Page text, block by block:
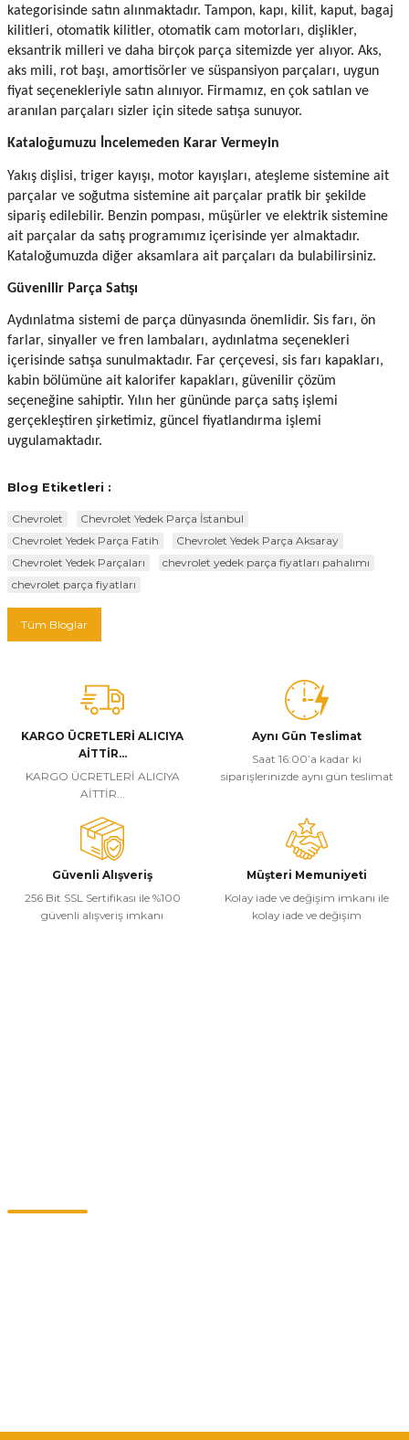
kategorisinde satın alınmaktadır. Tampon, kapı, kilit, kaput, bagaj
kilitleri, otomatik kilitler, otomatik cam motorları, dişlikler,
eksantrik milleri ve daha birçok parça sitemizde yer alıyor. Aks,
aks mili, rot başı, amortisörler ve süspansiyon parçaları, uygun
fiyat seçenekleriyle satın alınıyor. Firmamız, en çok satılan ve
aranılan parçaları sizler için sitede satışa sunuyor.
Kataloğumuzu İncelemeden Karar Vermeyin
Yakış dişlisi, triger kayışı, motor kayışları, ateşleme sistemine ait
parçalar ve soğutma sistemine ait parçalar pratik bir şekilde
sipariş edilebilir. Benzin pompası, müşürler ve elektrik sistemine
ait parçalar da satış programımız içerisinde yer almaktadır.
Kataloğumuzda diğer aksamlara ait parçaları da bulabilirsiniz.
Güvenilir Parça Satışı
Aydınlatma sistemi de parça dünyasında önemlidir. Sis farı, ön
farlar, sinyaller ve fren lambaları, aydınlatma seçenekleri
içerisinde satışa sunulmaktadır. Far çerçevesi, sis farı kapakları,
kabin bölümüne ait kalorifer kapakları, güvenilir çözüm
seçeneğine sahiptir. Yılın her gününde parça satış işlemi
gerçekleştiren şirketimiz, güncel fiyatlandırma işlemi
uygulamaktadır.
Blog Etiketleri :
Chevrolet
Chevrolet Yedek Parça İstanbul
Chevrolet Yedek Parça Fatih
Chevrolet Yedek Parça Aksaray
Chevrolet Yedek Parçaları
chevrolet yedek parça fiyatları pahalımı
chevrolet parça fiyatları
Tüm Bloglar
KARGO ÜCRETLERİ ALICIYA
AİTTİR...
KARGO ÜCRETLERİ ALICIYA
AİTTİR...
Aynı Gün Teslimat
Saat 16:00’a kadar ki
siparişlerinizde aynı gün teslimat
Güvenli Alışveriş
256 Bit SSL Sertifikası ile %100
güvenli alışveriş imkanı
Müşteri Memuniyeti
Kolay iade ve değişim imkanı ile
kolay iade ve değişim